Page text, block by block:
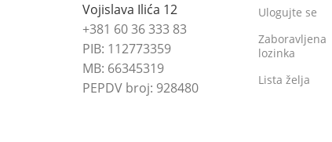
Vojislava Ilića 12
+381 60 36 333 83
PIB: 112773359
MB: 66345319
PEPDV broj: 928480
Ulogujte se
Zaboravljena
lozinka
Lista želja